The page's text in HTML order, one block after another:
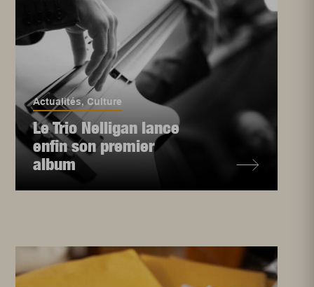
Actualités, Culture
Le Trio Nelligan lance
enfin son premier
album